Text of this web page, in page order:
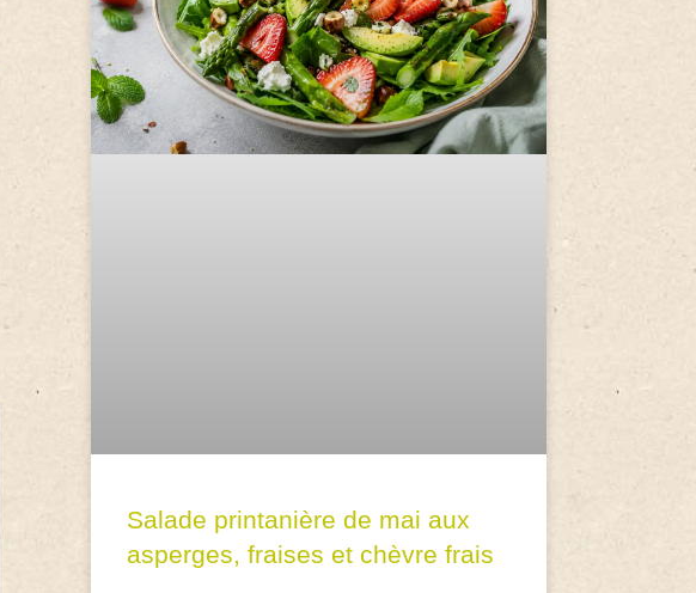
Salade printanière de mai aux
asperges, fraises et chèvre frais